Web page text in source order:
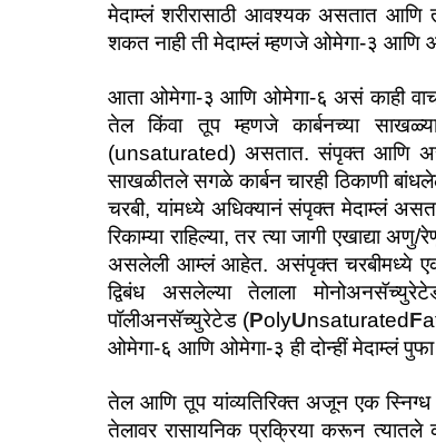
मेदाम्लं शरीरासाठी आवश्यक असतात आणि
शकत नाही ती मेदाम्लं म्हणजे ओमेगा-३ आणि
आता ओमेगा-३ आणि ओमेगा-६ असं काही
तेल किंवा तूप म्हणजे कार्बनच्या
(unsaturated) असतात. संपृक्त आणि
साखळीतले सगळे कार्बन चारही ठिकाणी
चरबी, यांमध्ये अधिक्यानं संपृक्त मेदाम्लं
रिकाम्या राहिल्या, तर त्या जागी एखाद्या
असलेली आम्लं आहेत. असंपृक्त चरबीमध्ये
द्विबंध असलेल्या तेलाला
पॉलीअनसॅच्युरेटेड (PolyUnsaturatedF
ओमेगा-६ आणि ओमेगा-३ ही दोन्हीं मेदाम्लं
तेल आणि तूप यांव्यतिरिक्त अजून एक स्निग्ध
तेलावर रासायनिक प्रक्रिया करून त्यातले